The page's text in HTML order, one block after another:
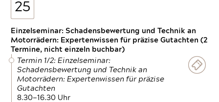
25
Einzelseminar: Schadensbewertung und Technik an
Motorrädern: Expertenwissen für präzise Gutachten (2
Termine, nicht einzeln buchbar)
Termin 1/2: Einzelseminar:
Schadensbewertung und Technik an
Motorrädern: Expertenwissen für präzise
Gutachten
8.30—16.30 Uhr